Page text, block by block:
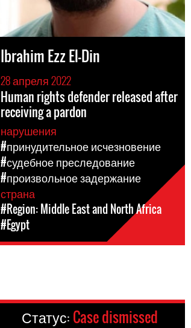
Ibrahim Ezz El-Din
28 апреля 2022
Human rights defender released after
receiving a pardon
нарушения
#принудительное исчезновение
#судебное преследование
#произвольное задержание
страна
#Region: Middle East and North Africa
#Egypt
Статус: Case dismissed